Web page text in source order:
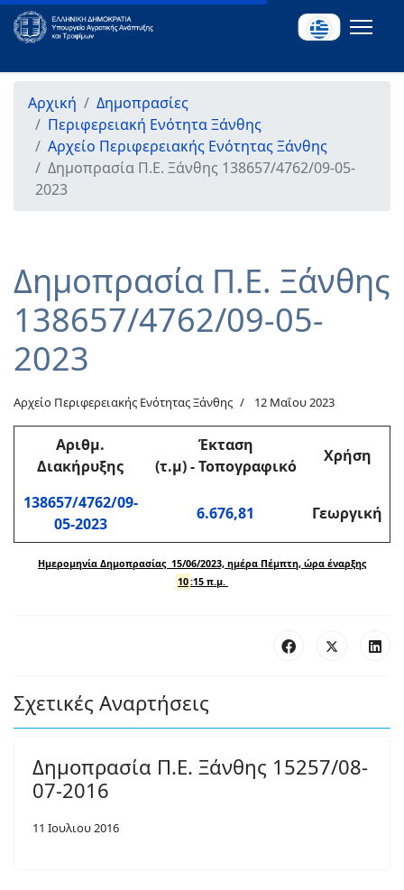
Αρχική
Δημοπρασίες
Περιφερειακή Ενότητα Ξάνθης
Αρχείο Περιφερειακής Ενότητας Ξάνθης
Δημοπρασία Π.Ε. Ξάνθης 138657/4762/09-05-
2023
Δημοπρασία Π.Ε. Ξάνθης
138657/4762/09-05-
2023
Αρχείο Περιφερειακής Ενότητας Ξάνθης 12 Μαΐου 2023
Αριθμ.
Διακήρυξης
Έκταση
(τ.μ)-Τοπογραφικό
Χρήση
138657/4762/09-
05-2023
6.676,81 Γεωργική
Ημερομηνία Δημοπρασίας 15/06/2023, ημέρα Πέμπτη, ώρα έναρξης
10:15 π.μ.
Σχετικές Αναρτήσεις
Δημοπρασία Π.Ε. Ξάνθης 15257/08-
07-2016
11 Ιουλιου 2016